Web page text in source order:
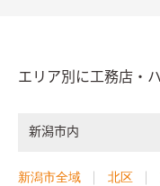
エリア別に工務店・
新潟市内
新潟市全域 北区